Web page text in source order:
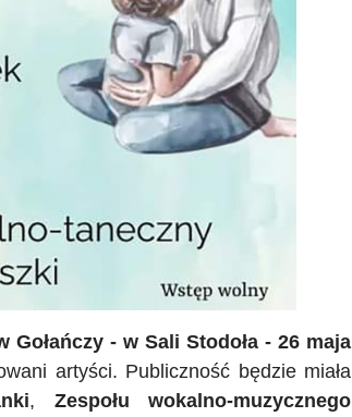
Gołańczy- w Sali Stodoła - 26 maja
artyści. Publiczność będzie miała
, Zespołu wokalno-muzycznego